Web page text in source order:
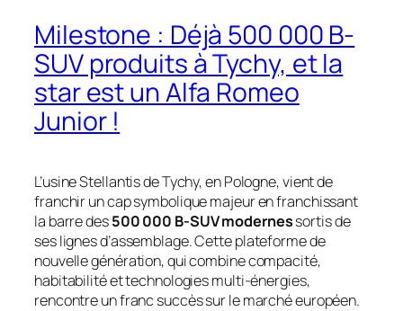
Milestone : Déjà 500 000 B-
SUV produits à Tychy, et la
star est un Alfa Romeo
Junior !
L’usine Stellantis de Tychy, en Pologne, vient de
franchir un cap symbolique majeur en franchissant
la barre des500 000 B-SUV modernessortis de
ses lignes d’assemblage. Cette plateforme de
nouvelle génération, qui combine compacité,
habitabilité et technologies multi-énergies,
rencontre un franc succès sur le marché européen.